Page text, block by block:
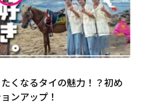
くなるタイの魅力！？初め
ンアップ！